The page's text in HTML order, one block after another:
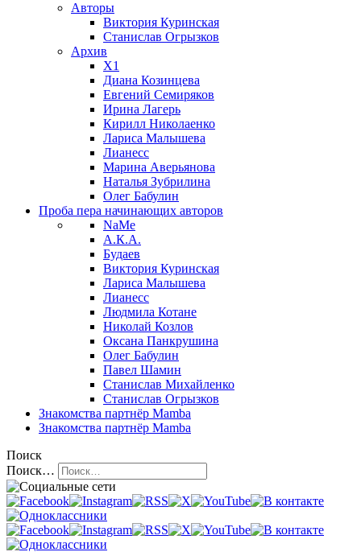
Авторы
Виктория Куринская
Станислав Огрызков
Архив
X1
Диана Козинцева
Евгений Семиряков
Ирина Лагерь
Кирилл Николаенко
Лариса Малышева
Лианесс
Марина Аверьянова
Наталья Зубрилина
Олег Бабулин
Проба пера начинающих авторов
NaMe
А.К.А.
Будаев
Виктория Куринская
Лариса Малышева
Лианесс
Людмила Котане
Николай Козлов
Оксана Панкрушина
Олег Бабулин
Павел Шамин
Станислав Михайленко
Станислав Огрызков
Знакомства партнёр Mamba
Знакомства партнёр Mamba
Поиск
Поиск…